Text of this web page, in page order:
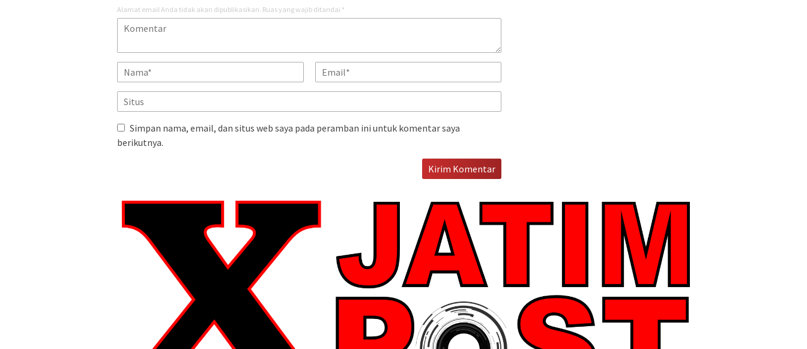
Alamat email Anda tidak akan dipublikasikan. Ruas yang wajib ditandai *
Simpan nama, email, dan situs web saya pada peramban ini untuk komentar saya
berikutnya.